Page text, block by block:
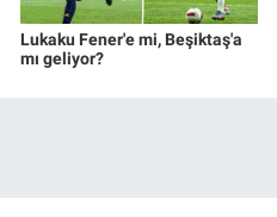
Lukaku Fener'e mi, Beşiktaş'a
mı geliyor?